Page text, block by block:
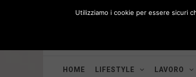
HOME LIFESTYLE LAVORO
Utilizziamo i cookie per essere sicuri